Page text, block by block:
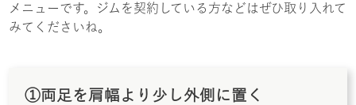
メニューです。ジムを契約している方などはぜひ取り入れて
みてくださいね。
①両足を肩幅より少し外側に置く